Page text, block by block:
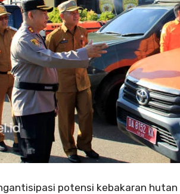
potensi kebakaran